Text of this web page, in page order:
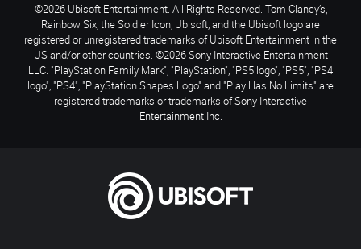
©2026 Ubisoft Entertainment. All Rights Reserved. Tom Clancy’s,
Rainbow Six, the Soldier Icon, Ubisoft, and the Ubisoft logo are
registered or unregistered trademarks of Ubisoft Entertainment in the
US and/or other countries. ©2026 Sony Interactive Entertainment
LLC. "PlayStation Family Mark", "PlayStation", "PS5 logo", "PS5", "PS4
logo", "PS4", "PlayStation Shapes Logo" and "Play Has No Limits" are
registered trademarks or trademarks of Sony Interactive
Entertainment Inc.